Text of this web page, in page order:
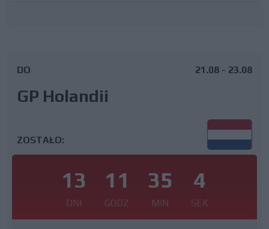
DO
GP Holandii
21.08 - 23.08
ZOSTAŁO:
13
DNI
11
GODZ
35
MIN
3
SEK